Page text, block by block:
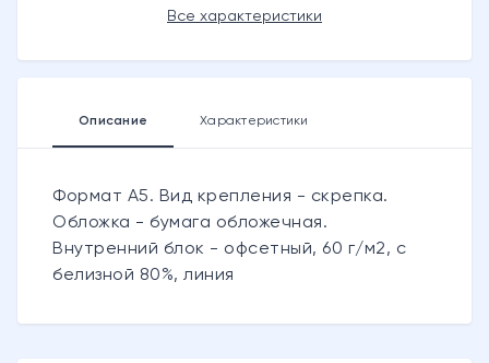
Все характеристики
Описание Характеристики
Формат А5. Вид крепления - скрепка.
Обложка - бумага обложечная.
Внутренний блок - офсетный, 60 г/м2, с
белизной 80%, линия